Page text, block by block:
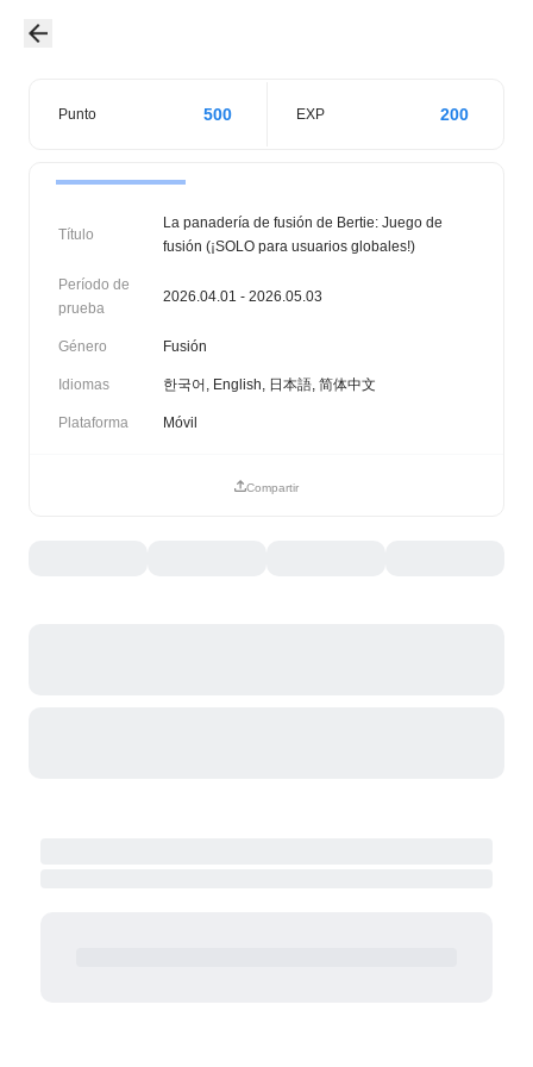
Punto 500 EXP 200
Título
La panadería de fusión de Bertie: Juego de
fusión (¡SOLO para usuarios globales!)
Período de
prueba
2026.04.01 - 2026.05.03
Género Fusión
Idiomas 한국어, English, 日本語, 简体中文
Plataforma Móvil
Compartir